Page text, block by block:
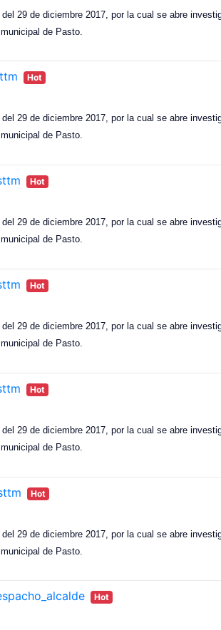
29 de diciembre 2017, por la cual se abre
de Pasto.
Hot
29 de diciembre 2017, por la cual se abre
de Pasto.
Hot
29 de diciembre 2017, por la cual se abre
de Pasto.
Hot
29 de diciembre 2017, por la cual se abre
de Pasto.
Hot
29 de diciembre 2017, por la cual se abre
de Pasto.
Hot
29 de diciembre 2017, por la cual se abre
de Pasto.
Hot